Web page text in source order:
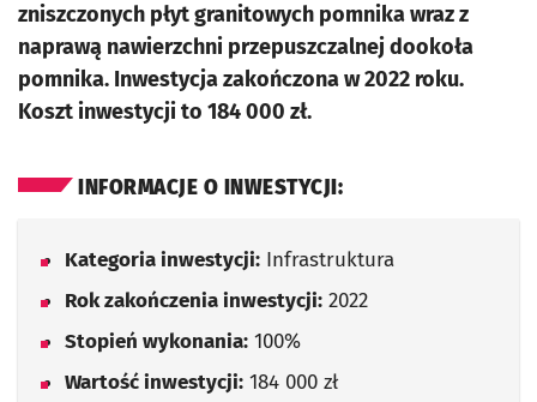
zniszczonych płyt granitowych pomnika wraz z
naprawą nawierzchni przepuszczalnej dookoła
pomnika. Inwestycja zakończona w 2022 roku.
Koszt inwestycji to 184 000 zł.
INFORMACJE O INWESTYCJI:
Kategoria inwestycji: Infrastruktura
Rok zakończenia inwestycji: 2022
Stopień wykonania: 100%
Wartość inwestycji: 184 000 zł